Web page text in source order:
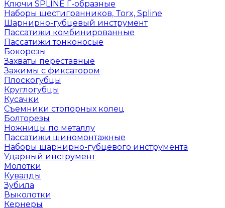
Ключи SPLINE Г-образные
Наборы шестигранников, Torx, Spline
Шарнирно-губцевый инструмент
Пассатижи комбинированные
Пассатижи тонконосые
Бокорезы
Захваты переставные
Зажимы с фиксатором
Плоскогубцы
Круглогубцы
Кусачки
Съемники стопорных колец
Болторезы
Ножницы по металлу
Пассатижи шиномонтажные
Наборы шарнирно-губцевого инструмента
Ударный инструмент
Молотки
Кувалды
Зубила
Выколотки
Кернеры